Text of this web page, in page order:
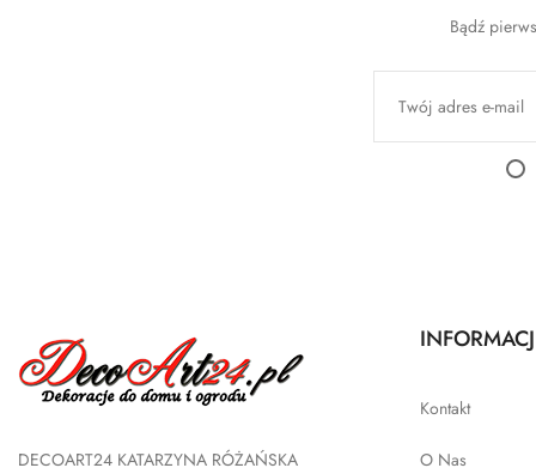
Bądź
DECOART24 KATARZYNA RÓŻAŃSKA
Kontakt
O Nas